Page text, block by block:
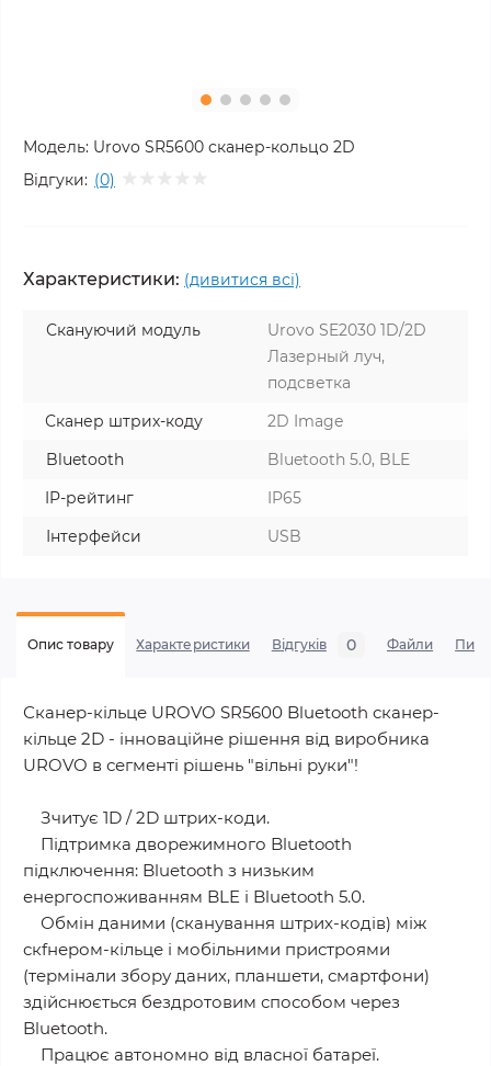
Модель: Urovo SR5600 сканер-кольцо 2D
Відгуки: (0)
Характеристики: (дивитися всі)
Скануючий модуль
Urovo SE2030 1D/2D
Лазерный луч,
подсветка
Сканер штрих-коду
2D Image
Bluetooth
Bluetooth 5.0, BLE
IP-рейтинг
IP65
Інтерфейси
USB
Опис товару Характеристики Відгуків 0 Файли
Сканер-кільце UROVO SR5600 Bluetooth сканер-
кільце 2D - інноваційне рішення від виробника
UROVO в сегменті рішень "вільні руки"!
Зчитує 1D / 2D штрих-коди.
Підтримка дворежимного Bluetooth
підключення: Bluetooth з низьким
енергоспоживанням BLE і Bluetooth 5.0.
Обмін даними (сканування штрих-кодів) між
скfнером-кільце і мобільними пристроями
(термінали збору даних, планшети, смартфони)
здійснюється бездротовим способом через
Bluetooth.
Працює автономно від власної батареї.